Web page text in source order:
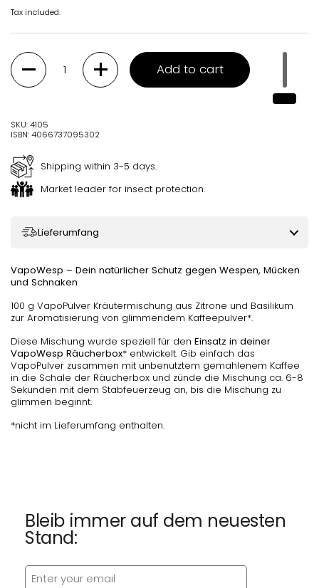
Tax included.
Quantity
Add to cart
SKU: 4105
ISBN: 4066737095302
Shipping within 3-5 days.
Market leader for insect protection.
Lieferumfang
VapoWesp – Dein natürlicher Schutz gegen Wespen, Mücken
und Schnaken
100 g VapoPulver Kräutermischung aus Zitrone und Basilikum
zur Aromatisierung von glimmendem Kaffeepulver*.
Diese Mischung wurde speziell für den Einsatz in deiner
VapoWesp Räucherbox* entwickelt. Gib einfach das
VapoPulver zusammen mit unbenutztem gemahlenem Kaffee
in die Schale der Räucherbox und zünde die Mischung ca. 6-8
Sekunden mit dem Stabfeuerzeug an, bis die Mischung zu
glimmen beginnt.
*nicht im Lieferumfang enthalten.
Bleib immer auf dem neuesten
Stand: